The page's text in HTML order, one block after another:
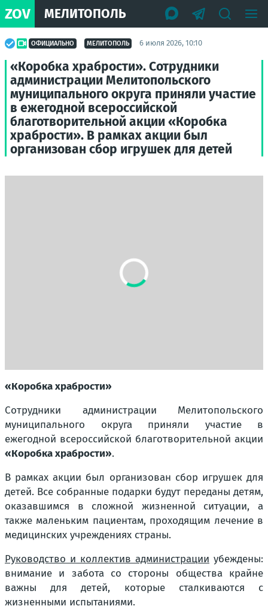
ZOV МЕЛИТОПОЛЬ
ОФИЦИАЛЬНО МЕЛИТОПОЛЬ 6 июля 2026, 10:10
«Коробка храбрости». Сотрудники
администрации Мелитопольского
муниципального округа приняли участие
в ежегодной всероссийской
благотворительной акции «Коробка
храбрости». В рамках акции был
организован сбор игрушек для детей
«Коробка храбрости»
Сотрудники администрации Мелитопольского
муниципального округаприняли участие в
ежегодной всероссийской благотворительной акции
«Коробка храбрости».
В рамках акции был организован сбор игрушек для
детей. Все собранные подарки будут переданы детям,
оказавшимся в сложной жизненной ситуации, а
также маленьким пациентам, проходящим лечение в
медицинских учреждениях страны.
Руководство и коллектив администрации убеждены:
внимание и забота со стороны общества крайне
важны для детей, которые сталкиваются с
жизненными испытаниями.